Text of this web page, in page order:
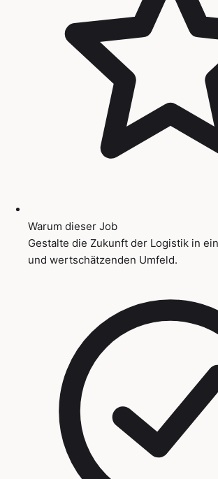
Warum dieser Job
Gestalte die Zukunft der Logistik in
und wertschätzenden Umfeld.